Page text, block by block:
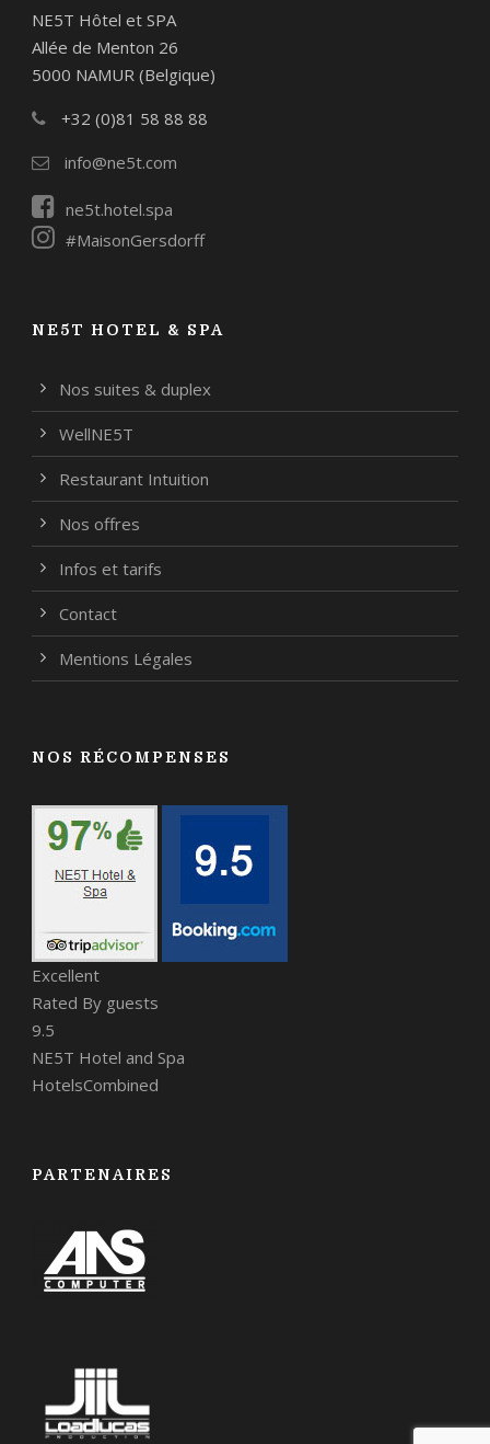
NE5T Hôtel et SPA
Allée de Menton 26
5000 NAMUR (Belgique)
+32 (0)81 58 88 88
info@ne5t.com
ne5t.hotel.spa
#MaisonGersdorff
NE5T HOTEL & SPA
Nos suites & duplex
WellNE5T
Restaurant Intuition
Nos offres
Infos et tarifs
Contact
Mentions Légales
NOS RÉCOMPENSES
Excellent
Rated By guests
9.5
NE5T Hotel and Spa
HotelsCombined
PARTENAIRES